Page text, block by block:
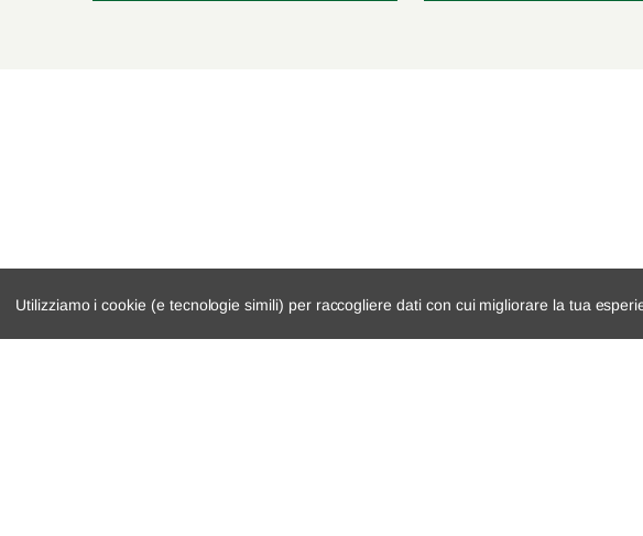
Utilizziamo i cookie (e tecnologie simili) per raccogliere dati con cui migliorare la tua